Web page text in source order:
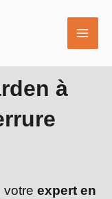
à
votre expert en